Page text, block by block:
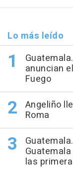
Lo más leído
anuncian
Fuego
Angeliño
Roma
las